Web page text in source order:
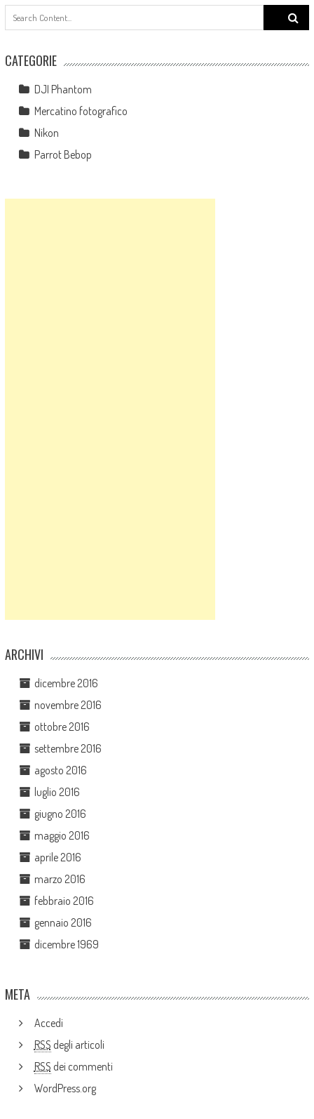
Search
for:
CATEGORIE
DJI Phantom
Mercatino fotografico
Nikon
Parrot Bebop
ARCHIVI
dicembre 2016
novembre 2016
ottobre 2016
settembre 2016
agosto 2016
luglio 2016
giugno 2016
maggio 2016
aprile 2016
marzo 2016
febbraio 2016
gennaio 2016
dicembre 1969
META
Accedi
RSS degli articoli
RSS dei commenti
WordPress.org